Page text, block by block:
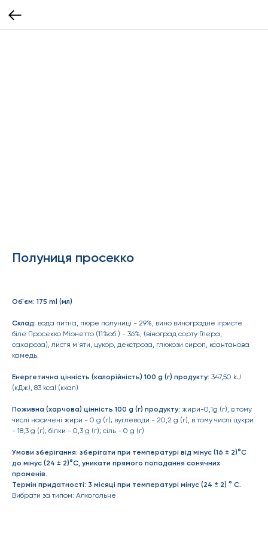
Полуниця просекко
Об`єм: 175 ml (мл)
Склад: вода питна, пюре полуниці - 29%, вино виноградне ігристе
біле Просекко Міонетто (11%об.) - 36%, (віноград сорту Глера,
сахароза), листя м'яти, цукор, декстроза, глюкози сироп, ксантанова
камедь.
Енергетична цінність (калорійність) 100 g (г) продукту: 347,50 kJ
(кДж), 83 kcal (ккал)
Поживна (харчова) цінність 100 g (г) продукту: жири-0,1g (г), в тому
числі насичені жири - 0 g (г); вуглеводи - 20,2 g (г), в тому числі цукри
- 18,3 g (г); білки - 0,3 g (г); сіль - 0 g (г)
Умови зберігання: зберігати при температурі від мінус (16 ± 2)°С
до мінус (24 ± 2)°С, уникати прямого попадання сонячних
променів.
Термін придатності: 3 місяці при температурі мінус (24 ± 2) ° С.
Вибрати за типом: Алкогольне